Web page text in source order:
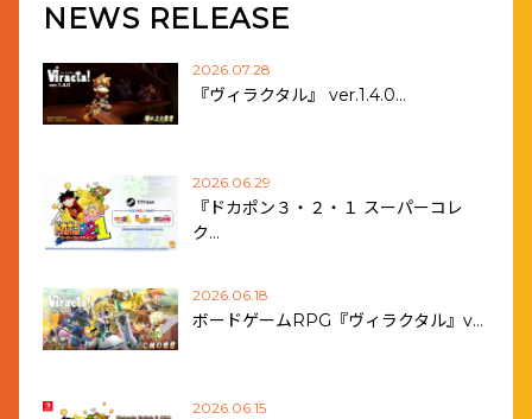
NEWS RELEASE
2026.07.28
『ヴィラクタル』 ver.1.4.0…
2026.06.29
『ドカポン３・２・１ スーパーコレ
ク…
2026.06.18
ボードゲームRPG『ヴィラクタル』v…
2026.06.15